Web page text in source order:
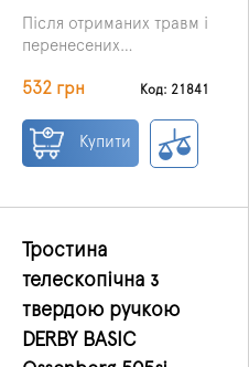
Після отриманих травм і
перенесених
ногах або кульшових
постраждалому для
відновлення будуть
відмінним засобом
опори.
Ціна вказана за 1 шт.
532 грн Код: 21841
Купити
Тростина
телескопічна з
твердою ручкою
DERBY BASIC